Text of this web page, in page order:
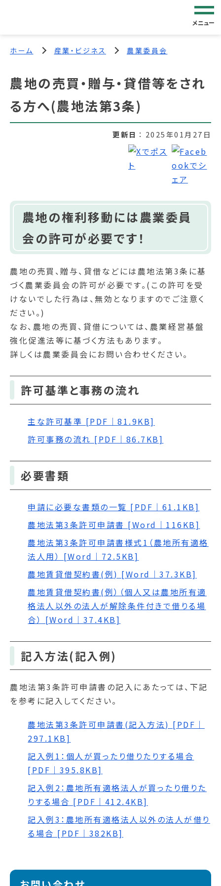
メニュー
ホーム 産業・ビジネス 農業委員会
農地の売買・贈与・貸借等をされ
る方へ(農地法第3条)
更新日 2025年01月27日
農地の権利移動には農業委員
会の許可が必要です！
農地の売買、贈与、貸借などには農地法第3条に基
づく農業委員会の許可が必要です。(この許可を受
けないでした行為は、無効となりますのでご注意く
ださい。)
なお、農地の売買、貸借については、農業経営基盤
強化促進法等に基づく方法もあります。
詳しくは農業委員会にお問い合わせください。
許可基準と事務の流れ
主な許可基準 [PDF｜81.9KB]
許可事務の流れ [PDF｜86.7KB]
必要書類
申請に必要な書類の一覧 [PDF｜61.1KB]
農地法第3条許可申請書 [Word｜116KB]
農地法第3条許可申請書様式1（農地所有適格
法人用） [Word｜72.5KB]
農地賃貸借契約書(例) [Word｜37.3KB]
農地賃貸借契約書(例）（個人又は農地所有適
格法人以外の法人が解除条件付きで借りる場
合） [Word｜37.4KB]
記入方法(記入例)
農地法第3条許可申請書の記入にあたっては、下記
を参考に記入してください。
農地法第3条許可申請書(記入方法) [PDF｜
297.1KB]
記入例1：個人が買ったり借りたりする場合
[PDF｜395.8KB]
記入例2：農地所有適格法人が買ったり借りた
りする場合 [PDF｜412.4KB]
記入例3：農地所有適格法人以外の法人が借り
る場合 [PDF｜382KB]